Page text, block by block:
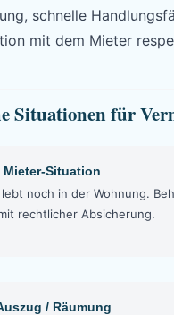
schnelle
mit dem Mieter
Situationen für
Mieter-Situation
noch in der Wohnung.
rechtlicher Absicherung.
/ Räumung